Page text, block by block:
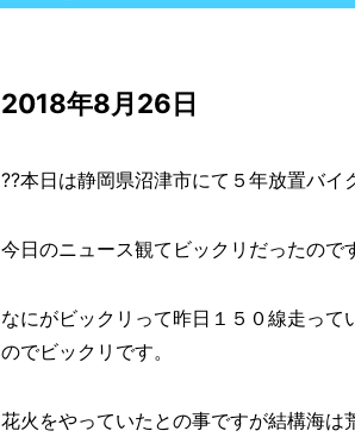
2018年8月26日
??本日は静岡県沼津市にて５年放置バ
今日のニュース観てビックリだったの
なにがビックリって昨日１５０線走っ
のでビックリです。
花火をやっていたとの事ですが結構海は